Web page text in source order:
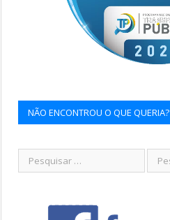
NÃO ENCONTROU O QUE QUERIA?